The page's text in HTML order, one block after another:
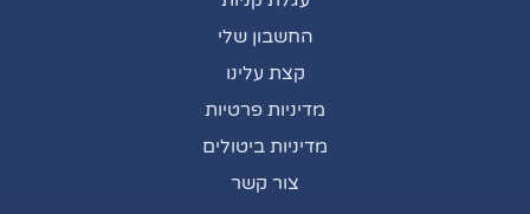
החשבון שלי
קצת עלינו
מדיניות פרטיות
מדיניות ביטולים
צור קשר